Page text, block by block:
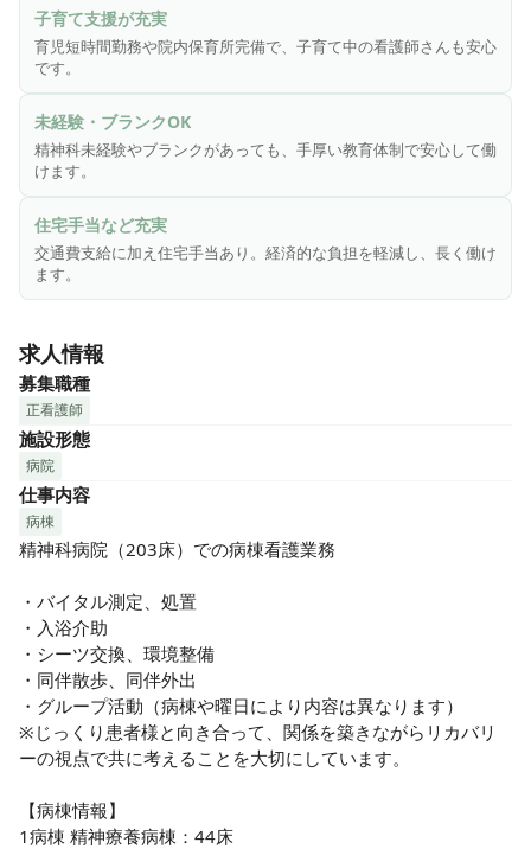
い取り組みを進めています。
▶▶病棟看護師を募集しています◀◀
＼ おすすめポイント ／
✓ 精神科未経験・ブランクOK！教育・研修制度が整っている
ので安心◎
✓ 実働7時間・残業ほぼなし！実働7時間でワークライフバラ
ンス◎
✓ 子育て中も安心◎育児短時間勤務・院内保育所完備
✓ 有休取得率90%以上！プライベートも大切に働けます！
✓ 男性スタッフも活躍中！幅広いスタッフが在籍◎
子育て支援が充実
育児短時間勤務や院内保育所完備で、子育て中の看護師さんも安心
です。
未経験・ブランクOK
精神科未経験やブランクがあっても、手厚い教育体制で安心して働
けます。
住宅手当など充実
交通費支給に加え住宅手当あり。経済的な負担を軽減し、長く働け
ます。
求人情報
募集職種
正看護師
施設形態
病院
仕事内容
病棟
精神科病院（203床）での病棟看護業務
・バイタル測定、処置
・入浴介助
・シーツ交換、環境整備
・同伴散歩、同伴外出
・グループ活動（病棟や曜日により内容は異なります）
※じっくり患者様と向き合って、関係を築きながらリカバリ
ーの視点で共に考えることを大切にしています。
【病棟情報】
1病棟 精神療養病棟：44床